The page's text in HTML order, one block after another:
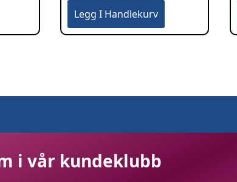
Legg I Handlekurv
i vår kundeklubb